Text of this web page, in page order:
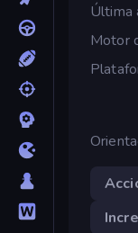
Última
Motor